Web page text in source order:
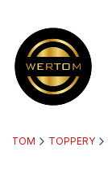
TOPPERY